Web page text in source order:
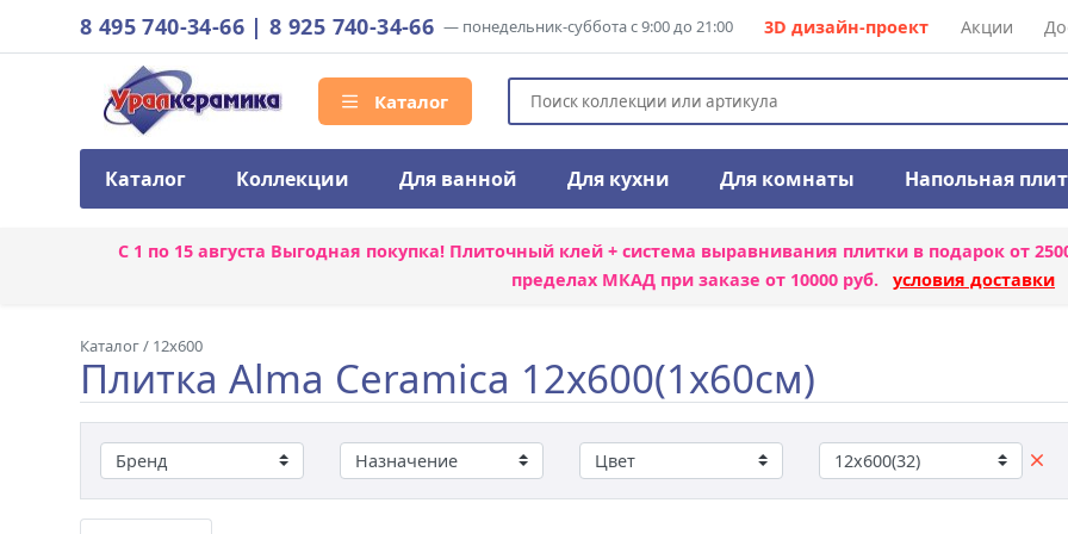
8 495 740-34-66 |8 925 740-34-66 — понедельник-суббота с 9:00 до 21:00 3D дизайн-проект Акции
Каталог
Каталог Коллекции Для ванной Для кухни Для комнаты Напольная
С 1 по 15 августа Выгодная покупка! Плиточный клей + система выравнивания плиткив подарок от
пределах МКАД при заказе от 10000 руб. условия доставки
Каталог/ 12x600
Плитка Alma Ceramica 12x600(1x60см)